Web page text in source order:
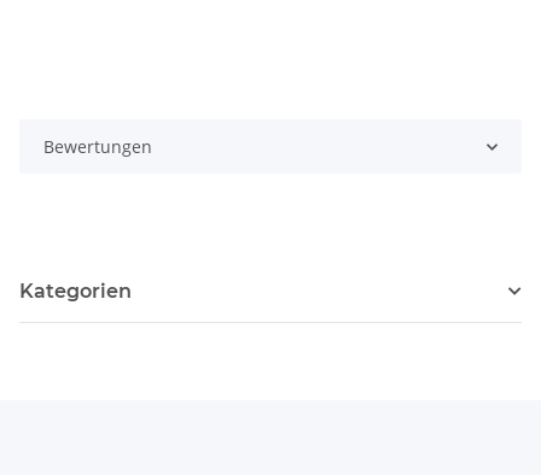
Bewertungen
Kategorien